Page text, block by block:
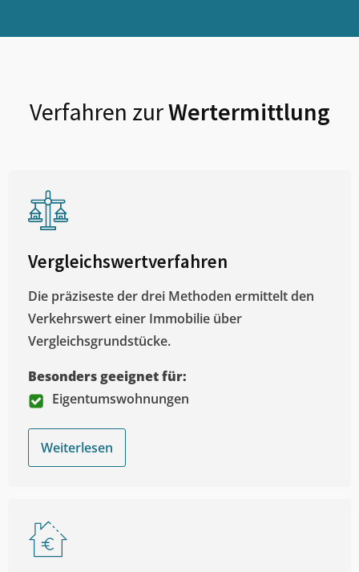
Verfahren zurWertermittlung
Vergleichswertverfahren
Die präziseste der drei Methoden ermittelt den
Verkehrswert einer Immobilie über
Vergleichsgrundstücke.
Besonders geeignet für:
Eigentumswohnungen
Weiterlesen